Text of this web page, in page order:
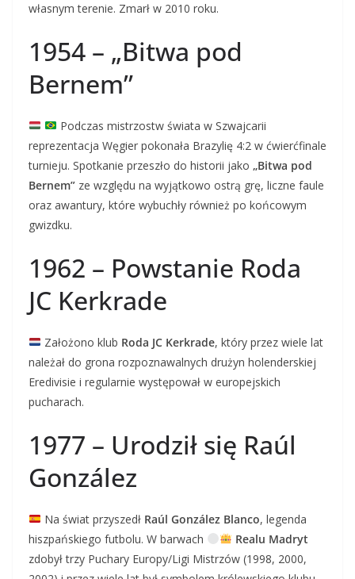
własnym terenie. Zmarł w 2010 roku.
1954 – „Bitwa pod
Bernem”
Podczas mistrzostw świata w Szwajcarii
reprezentacja Węgier pokonała Brazylię 4:2 w ćwierćfinale
turnieju. Spotkanie przeszło do historii jako „Bitwa pod
Bernem” ze względu na wyjątkowo ostrą grę, liczne faule
oraz awantury, które wybuchły również po końcowym
gwizdku.
1962 – Powstanie Roda
JC Kerkrade
Założono klub Roda JC Kerkrade, który przez wiele lat
należał do grona rozpoznawalnych drużyn holenderskiej
Eredivisie i regularnie występował w europejskich
pucharach.
1977 – Urodził się Raúl
González
Na świat przyszedł Raúl González Blanco, legenda
hiszpańskiego futbolu. W barwach
Realu Madryt
zdobył trzy Puchary Europy/Ligi Mistrzów (1998, 2000,